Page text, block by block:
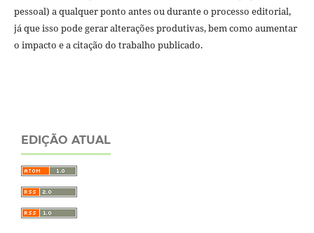
pessoal) a qualquer ponto antes ou durante o processo editorial,
já que isso pode gerar alterações produtivas, bem como aumentar
o impacto e a citação do trabalho publicado.
EDIÇÃO ATUAL